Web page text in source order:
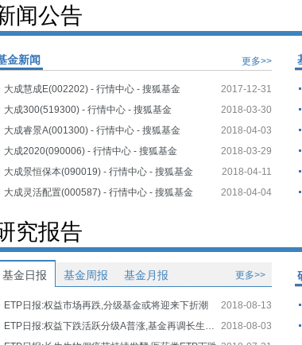
闻公告
更多>>
金新闻
2017-12-31
大成慧成E(002202) - 行情中心 - 搜狐基金
2018-03-30
大成300(519300) - 行情中心 - 搜狐基金
2018-04-03
大成睿景A(001300) - 行情中心 - 搜狐基金
2018-03-29
大成2020(090006) - 行情中心 - 搜狐基金
2018-04-11
大成景恒保本(090019) - 行情中心 - 搜狐基金
2018-04-04
大成灵活配置(000587) - 行情中心 - 搜狐基金
究报告
基金日报 基金周报 基金月报 更多>>
2018-08-13
ETP日报:权益市场再跌,分级基金或将迎来下折潮
2018-08-03
ETP日报:权益下跌活跃分级A普涨,基金再调长生生物估值